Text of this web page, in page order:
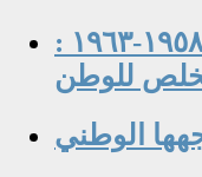
جلال الاوقاتي قائد القوة الجوية العراقية ١٩٥٨-١٩٦٣ :
للوطن
الوطني